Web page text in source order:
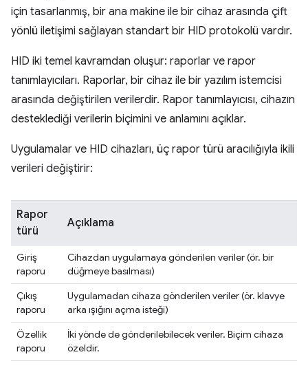
için tasarlanmış, bir ana makine ile bir cihaz arasında çift
yönlü iletişimi sağlayan standart bir HID protokolü vardır.
HID iki temel kavramdan oluşur: raporlar ve rapor
tanımlayıcıları. Raporlar, bir cihaz ile bir yazılım istemcisi
arasında değiştirilen verilerdir. Rapor tanımlayıcısı, cihazın
desteklediği verilerin biçimini ve anlamını açıklar.
Uygulamalar ve HID cihazları, üç rapor türü aracılığıyla ikili
verileri değiştirir:
Rapor
türü
Açıklama
Giriş
raporu
Cihazdan uygulamaya gönderilen veriler (ör. bir
düğmeye basılması)
Çıkış
raporu
Uygulamadan cihaza gönderilen veriler (ör. klavye
arka ışığını açma isteği)
Özellik
raporu
İki yönde de gönderilebilecek veriler. Biçim cihaza
özeldir.